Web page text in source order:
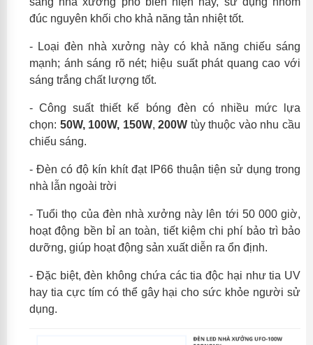
đúc nguyên khối cho khả năng tản nhiệt tốt.
- Loại đèn nhà xưởng này có khả năng chiếu sáng
mạnh; ánh sáng rõ nét; hiệu suất phát quang cao với
sáng trắng chất lượng tốt.
-Công suất thiết kế bóng đèn có nhiều mức lựa
chọn: 50W, 100W, 150W,200W tùy thuộc vào nhu cầu
chiếu sáng.
- Đèn có độ kín khít đạt IP66 thuận tiện sử dụng trong
nhà lẫn ngoài trời
-Tuổi thọ của đèn nhà xưởng này lên tới 50 000 giờ,
hoạt động bền bỉ an toàn, tiết kiệm chi phí bảo trì bảo
dưỡng, giúp hoạt động sản xuất diễn ra ổn định.
- Đặc biệt, đèn không chứa các tia độc hại như tia UV
hay tia cực tím có thể gây hại cho sức khỏe người sử
dụng.